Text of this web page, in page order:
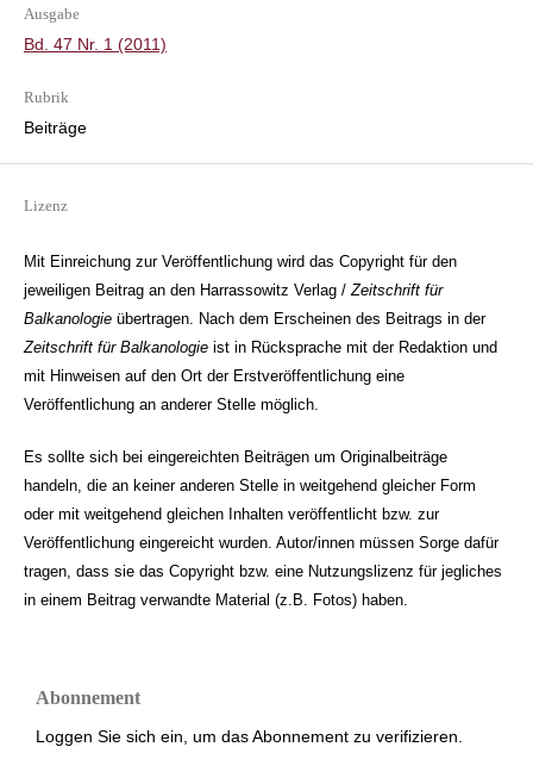
Ausgabe
Bd. 47 Nr. 1 (2011)
Rubrik
Beiträge
Lizenz
Mit Einreichung zur Veröffentlichung wird das Copyright für den
jeweiligen Beitrag an den Harrassowitz Verlag / Zeitschrift für
Balkanologie übertragen. Nach dem Erscheinen des Beitrags in der
Zeitschrift für Balkanologie ist in Rücksprache mit der Redaktion und
mit Hinweisen auf den Ort der Erstveröffentlichung eine
Veröffentlichung an anderer Stelle möglich.
Es sollte sich bei eingereichten Beiträgen um Originalbeiträge
handeln, die an keiner anderen Stelle in weitgehend gleicher Form
oder mit weitgehend gleichen Inhalten veröffentlicht bzw. zur
Veröffentlichung eingereicht wurden. Autor/innen müssen Sorge dafür
tragen, dass sie das Copyright bzw. eine Nutzungslizenz für jegliches
in einem Beitrag verwandte Material (z.B. Fotos) haben.
Abonnement
Loggen Sie sich ein, um das Abonnement zu verifizieren.